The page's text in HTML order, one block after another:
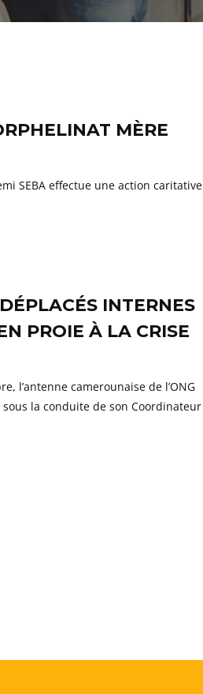
MÈRE
SEBA effectue une action caritative
INTERNES
PROIE À LA CRISE
l’antenne camerounaise de l’ONG
la conduite de son Coordinateur